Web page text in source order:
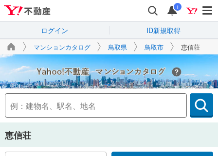
i
ログイン ID新規取得
マンションカタログ 鳥取県 鳥取市 恵信荘
Yahoo!不動産
恵信荘